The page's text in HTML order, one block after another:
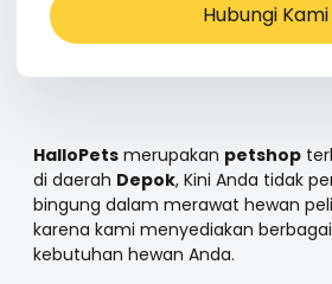
Hubungi Kami
HalloPets merupakan petshop
di daerah Depok, Kini Anda tidak
bingung dalam merawat hewan
karena kami menyediakan
kebutuhan hewan Anda.